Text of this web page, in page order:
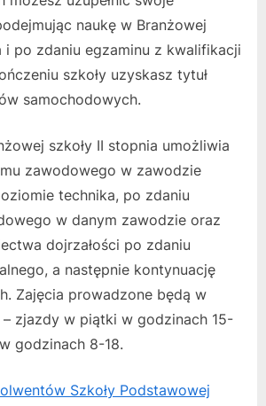
naukę w Branżowej
i po zdaniu egzaminu z kwalifikacji
szkoły uzyskasz tytuł
samochodowych.
szkoły II stopnia umożliwia
zawodowego w zawodzie
technika, po zdaniu
w danym zawodzie oraz
dojrzałości po zdaniu
a następnie kontynuację
Zajęcia prowadzone będą w
zjazdy w piątki w godzinach 15-
godzinach 8-18.
Szkoły Podstawowej